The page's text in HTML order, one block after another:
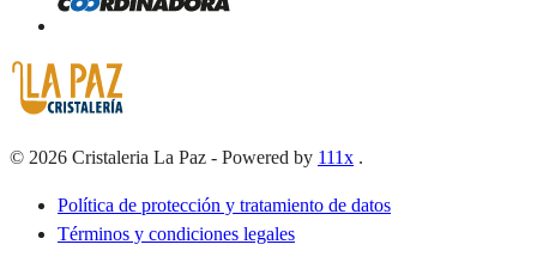
© 2026 Cristaleria La Paz - Powered by 111x .
Política de protección y tratamiento de datos
Términos y condiciones legales